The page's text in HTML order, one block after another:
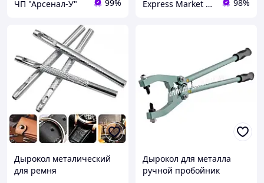
ЧП "Арсенал-У" 99% Express Market | Интернет Магазин | ex-market.com.ua 98%
Дырокол металический
для ремня
Дырокол для металла
ручной пробойник